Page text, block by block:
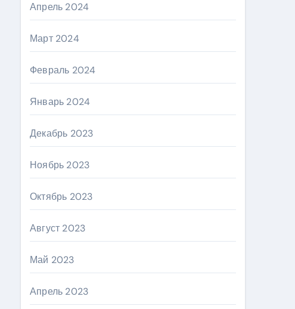
Апрель 2024
Март 2024
Февраль 2024
Январь 2024
Декабрь 2023
Ноябрь 2023
Октябрь 2023
Август 2023
Май 2023
Апрель 2023